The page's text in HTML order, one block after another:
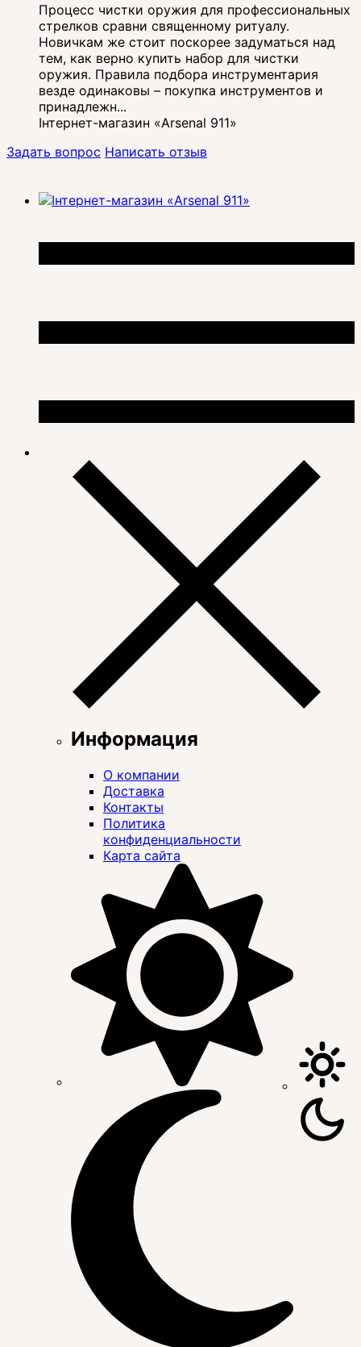
Процесс чистки оружия для профессиональных
стрелков сравни священному ритуалу.
Новичкам же стоит поскорее задуматься над
тем, как верно купить набор для чистки
оружия. Правила подбора инструментария
везде одинаковы – покупка инструментов и
принадлежн...
Інтернет-магазин «Arsenal 911»
Задать вопрос Написать отзыв
Информация
О компании
Доставка
Контакты
Политика
конфиденциальности
Карта сайта